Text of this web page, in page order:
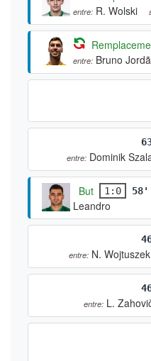
entre: R. Wolski
entre: Bruno
entre: Dominik
But 1:0 58'
Leandro
entre: N. Wojtuszek
entre: L.